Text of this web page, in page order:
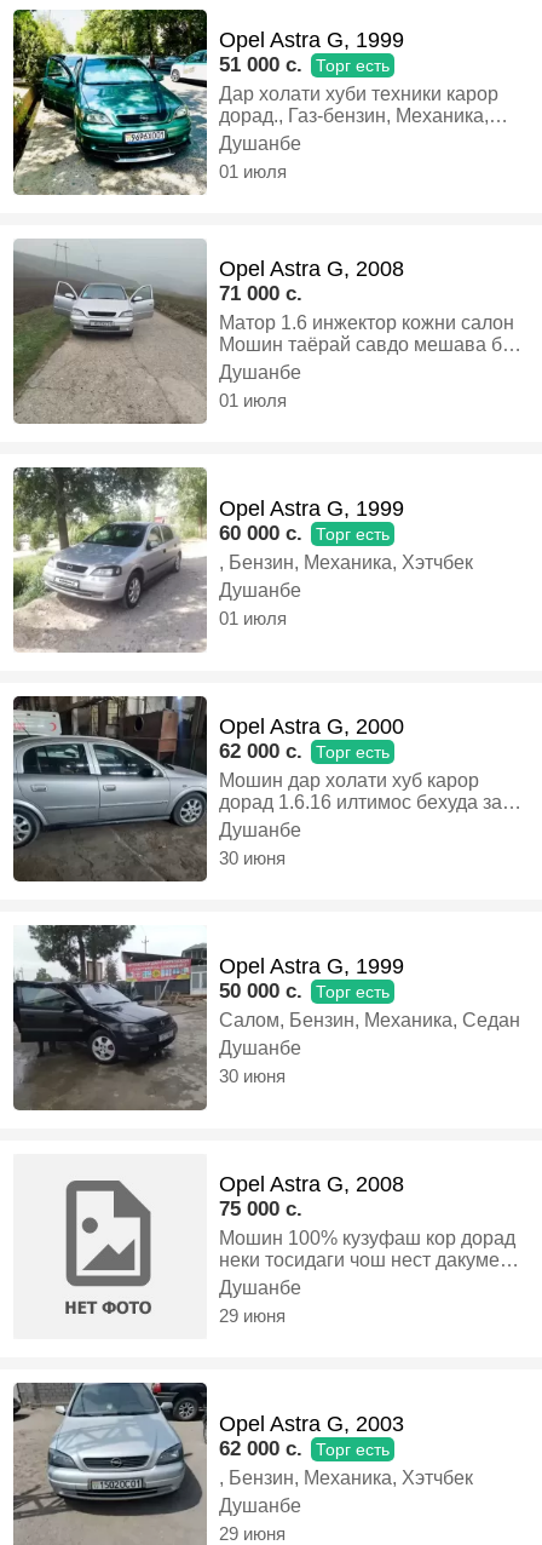
Opel Astra G, 1999
51 000 c. Торг есть
Дар холати хуби техники карор
дорад., Газ-бензин, Механика,
Хэтчбек
Душанбе
01 июля
Opel Astra G, 2008
71 000 c.
Матор 1.6 инжектор кожни салон
Мошин таёрай савдо мешава бо,
Бензин, Механика, Хэтчбек
Душанбе
01 июля
Opel Astra G, 1999
60 000 c. Торг есть
, Бензин, Механика, Хэтчбек
Душанбе
01 июля
Opel Astra G, 2000
62 000 c. Торг есть
Мошин дар холати хуб карор
дорад 1.6.16 илтимос бехуда занг
назанед. 4. балон. нав.
утилизатся. дорад .дакументош.
солон, Газ-бензин, Автомат,
Душанбе
30 июня
Opel Astra G, 1999
50 000 c. Торг есть
Салом, Бензин, Механика, Седан
Душанбе
30 июня
Opel Astra G, 2008
75 000 c.
Мошин 100% кузуфаш кор дорад
неки тосидаги чош нест дакумент
1 сола расход 4 литр ай вагон 1
даст, Дизель, Механика,
Универсал
Душанбе
29 июня
Opel Astra G, 2003
62 000 c. Торг есть
, Бензин, Механика, Хэтчбек
Душанбе
29 июня